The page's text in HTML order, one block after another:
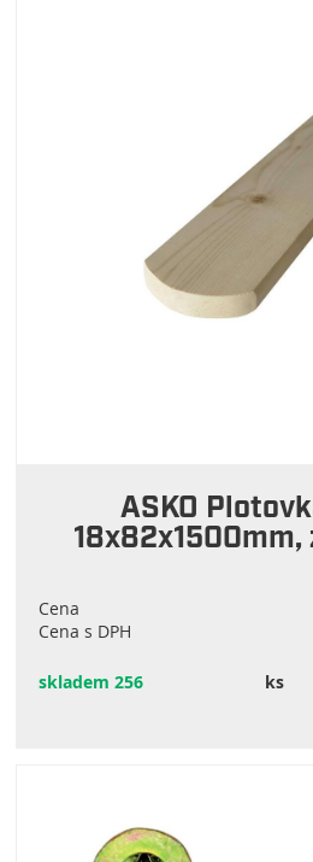
ASKO
18x82x1500mm,
Cena
Cena s DPH
skladem 256 ks